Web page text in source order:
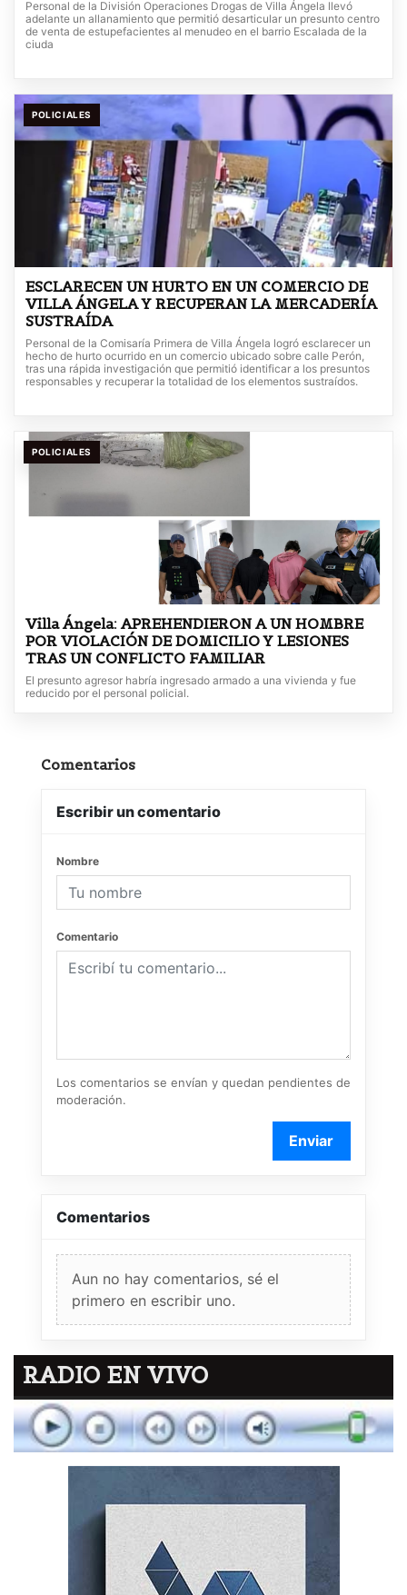
Personal de la División Operaciones Drogas de Villa Ángela llevó
adelante un allanamiento que permitió desarticular un presunto centro
de venta de estupefacientes al menudeo en el barrio Escalada de la
ciuda
POLICIALES
ESCLARECEN UN HURTO EN UN COMERCIO DE
VILLA ÁNGELA Y RECUPERAN LA MERCADERÍA
SUSTRAÍDA
Personal de la Comisaría Primera de Villa Ángela logró esclarecer un
hecho de hurto ocurrido en un comercio ubicado sobre calle Perón,
tras una rápida investigación que permitió identificar a los presuntos
responsables y recuperar la totalidad de los elementos sustraídos.
POLICIALES
Villa Ángela: APREHENDIERON A UN HOMBRE
POR VIOLACIÓN DE DOMICILIO Y LESIONES
TRAS UN CONFLICTO FAMILIAR
El presunto agresor habría ingresado armado a una vivienda y fue
reducido por el personal policial.
Comentarios
Escribir un comentario
Nombre
Comentario
Los comentarios se envían y quedan pendientes de
moderación.
Enviar
Comentarios
Aun no hay comentarios, sé el
primero en escribir uno.
RADIO EN VIVO